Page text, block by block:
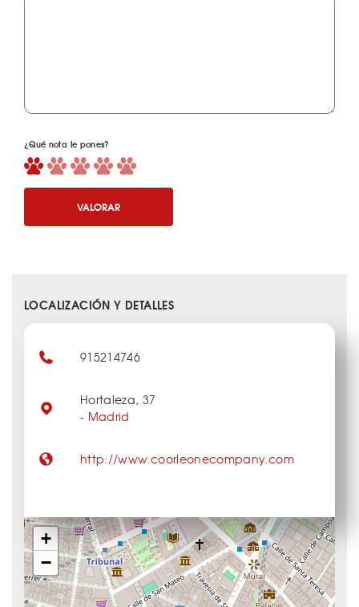
¿Qué nota le pones?
VALORAR
LOCALIZACIÓN Y DETALLES
+
−
915214746
Hortaleza, 37
- Madrid
http://www.coorleonecompany.com